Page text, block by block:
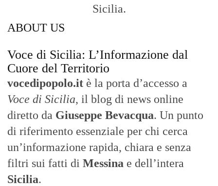
Sicilia.
ABOUT US
Voce di Sicilia: L’Informazione dal
Cuore del Territorio
vocedipopolo.it è la porta d’accesso a
Voce di Sicilia, il blog di news online
diretto da Giuseppe Bevacqua. Un punto
di riferimento essenziale per chi cerca
un’informazione rapida, chiara e senza
filtri sui fatti di Messina e dell’intera
Sicilia.